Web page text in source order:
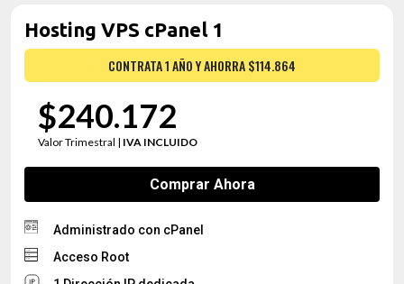
Hosting VPS cPanel 1
CONTRATA 1 AÑO Y AHORRA $114.864
$240.172
Valor Trimestral | IVA INCLUIDO
Comprar Ahora
Administrado con cPanel
Acceso Root